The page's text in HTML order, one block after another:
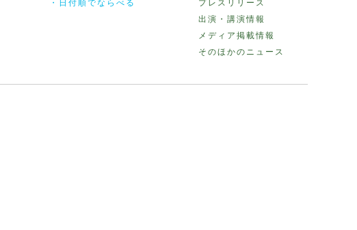
・日付順でならべる
プレスリリース
出演・講演情報
メディア掲載情報
そのほかのニュース